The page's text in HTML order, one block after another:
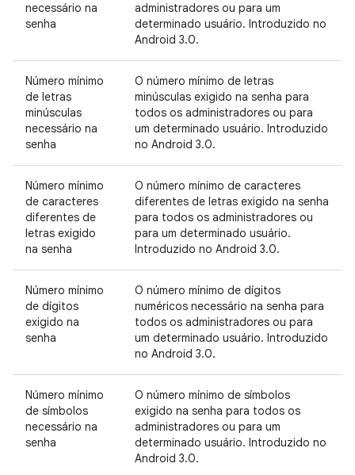
necessário na
senha
administradores ou para um
determinado usuário. Introduzido no
Android 3.0.
Número mínimo
de letras
minúsculas
necessário na
senha
O número mínimo de letras
minúsculas exigido na senha para
todos os administradores ou para
um determinado usuário. Introduzido
no Android 3.0.
Número mínimo
de caracteres
diferentes de
letras exigido
na senha
O número mínimo de caracteres
diferentes de letras exigido na senha
para todos os administradores ou
para um determinado usuário.
Introduzido no Android 3.0.
Número mínimo
de dígitos
exigido na
senha
O número mínimo de dígitos
numéricos necessário na senha para
todos os administradores ou para
um determinado usuário. Introduzido
no Android 3.0.
Número mínimo
de símbolos
necessário na
senha
O número mínimo de símbolos
exigido na senha para todos os
administradores ou para um
determinado usuário. Introduzido no
Android 3.0.